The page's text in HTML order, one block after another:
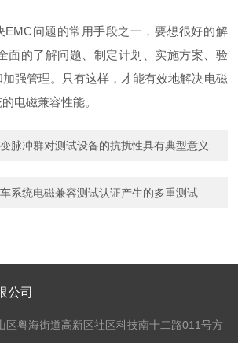
EMC问题的常用手段之一，要想很好的解
面的了解问题、制定计划、实施方案、验
强管理。只有这样，才能有效地解决电磁
电磁兼容性能。
脉冲群对测试设备的抗扰性具有典型意义
系统电磁兼容测试认证产生的多重测试
公司
区粤海街道高新区社区科技南十二路011号方